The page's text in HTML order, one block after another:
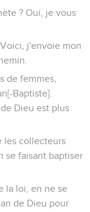
? Oui, je vous
j'envoie mon
de femmes,
Baptiste].
Dieu est plus
les collecteurs
se faisant baptiser
la loi, en ne se
de Dieu pour